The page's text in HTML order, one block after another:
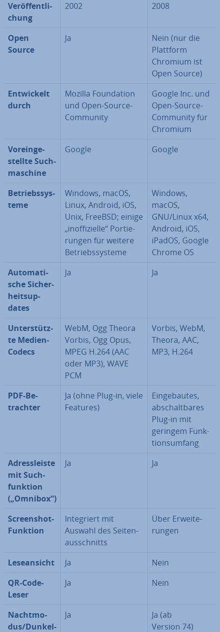
Ver­öf­fent­li­
chung
2002 2008
Open
Source
Ja
Nein (nur die
Plattform
Chromium ist
Open Source)
Ent­wi­ckelt
durch
Mozilla Foun­da­ti­on
und Open-Source-
Community
Google Inc. und
Open-Source-
Community für
Chromium
Vor­ein­ge­
stell­te Such­
ma­schi­ne
Google Google
Be­triebs­sys­
te­me
Windows, macOS,
Linux, Android, iOS,
Unix, FreeBSD; einige
„in­of­fi­zi­el­le“ Por­tie­
run­gen für weitere
Be­triebs­sys­te­me
Windows,
macOS,
GNU/Linux x64,
Android, iOS,
iPadOS, Google
Chrome OS
Au­to­ma­ti­
sche Si­cher­
heits­up­
dates
Ja Ja
Un­ter­stütz­
te Medien-
Codecs
WebM, Ogg Theora
Vorbis, Ogg Opus,
MPEG H.264 (AAC
oder MP3), WAVE
PCM
Vorbis, WebM,
Theora, AAC,
MP3, H.264
PDF-Be­
trach­ter
Ja (ohne Plug-in, viele
Features)
Ein­ge­bau­tes,
ab­schalt­ba­res
Plug-in mit
geringem Funk­
ti­ons­um­fang
Adress­leis­te
mit Such­
funk­ti­on
(„Omnibox“)
Ja Ja
Screen­shot-
Funktion
In­te­griert mit
Auswahl des Sei­ten­
aus­schnitts
Über Er­wei­te­
run­gen
Le­se­an­sicht Ja
Nein
QR-Code-
Leser
Ja Nein
Nacht­mo­
dus/Dun­kel­
Ja
Ja (ab
Version 74)